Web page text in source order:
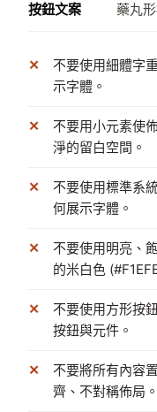
按鈕文案 藥丸
不要使用細體字
示字體。
不要用小元素使
淨的留白空間。
不要使用標準系
何展示字體。
不要使用明亮、
的米白色
不要使用方形按
按鈕與元件。
不要將所有內容
齊、不對稱佈局。